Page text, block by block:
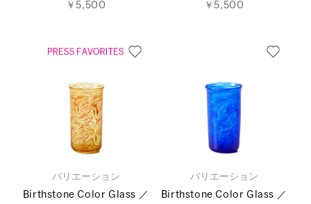
￥5,500
￥5,500
バリエーション
Birthstone Color Glass ／
バリエーション
Birthstone Color Glass ／